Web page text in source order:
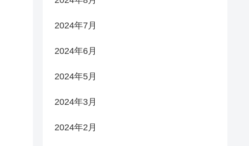
2024年7月
2024年6月
2024年5月
2024年3月
2024年2月